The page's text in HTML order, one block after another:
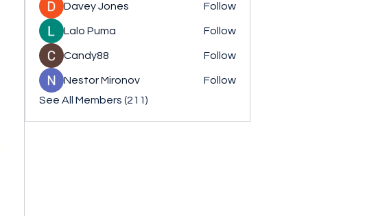
Davey Jones Follow
Lalo Puma Follow
Candy88 Follow
Nestor Mironov
Follow
See All Members (211)